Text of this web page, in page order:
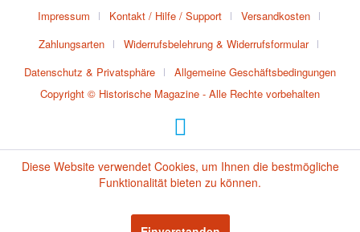
Impressum Kontakt / Hilfe / Support
Versandkosten
Zahlungsarten
Widerrufsbelehrung & Widerrufsformular
Datenschutz & Privatsphäre
Allgemeine Geschäftsbedingungen
Copyright © Historische Magazine - Alle Rechte vorbehalten
Diese Website verwendet Cookies, um Ihnen die bestmögliche
Funktionalität bieten zu können.